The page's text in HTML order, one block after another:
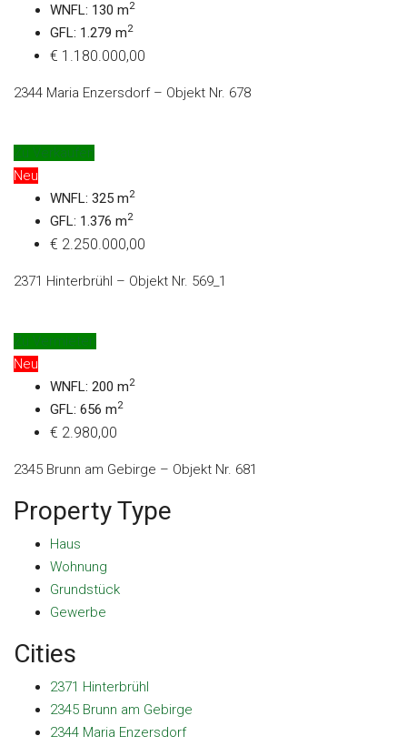
WNFL: 130 m2
GFL: 1.279 m2
€ 1.180.000,00
2344 Maria Enzersdorf – Objekt Nr. 678
Zu Verkaufen
Neu
WNFL: 325 m2
GFL: 1.376 m2
€ 2.250.000,00
2371 Hinterbrühl – Objekt Nr. 569_1
Zu Vermieten
Neu
WNFL: 200 m2
GFL: 656 m2
€ 2.980,00
2345 Brunn am Gebirge – Objekt Nr. 681
Property Type
Haus
Wohnung
Grundstück
Gewerbe
Cities
2371 Hinterbrühl
2345 Brunn am Gebirge
2344 Maria Enzersdorf